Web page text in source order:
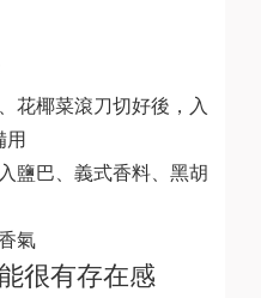
花椰菜滾刀切好後，入
用
鹽巴、義式香料、黑胡
氣
很有存在感